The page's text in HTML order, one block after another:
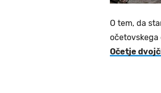
O tem, da
očetovskega
Očetje